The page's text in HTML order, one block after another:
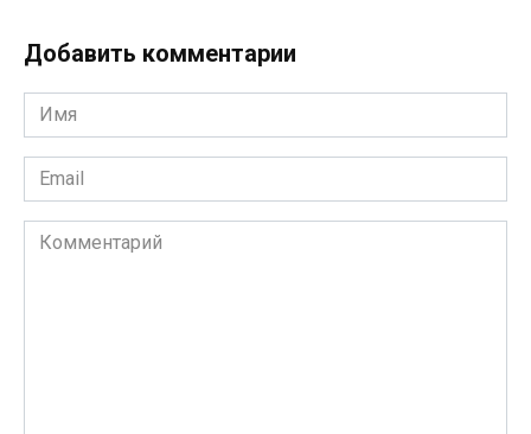
Добавить комментарии
Имя
*
Email
*
Комментарий